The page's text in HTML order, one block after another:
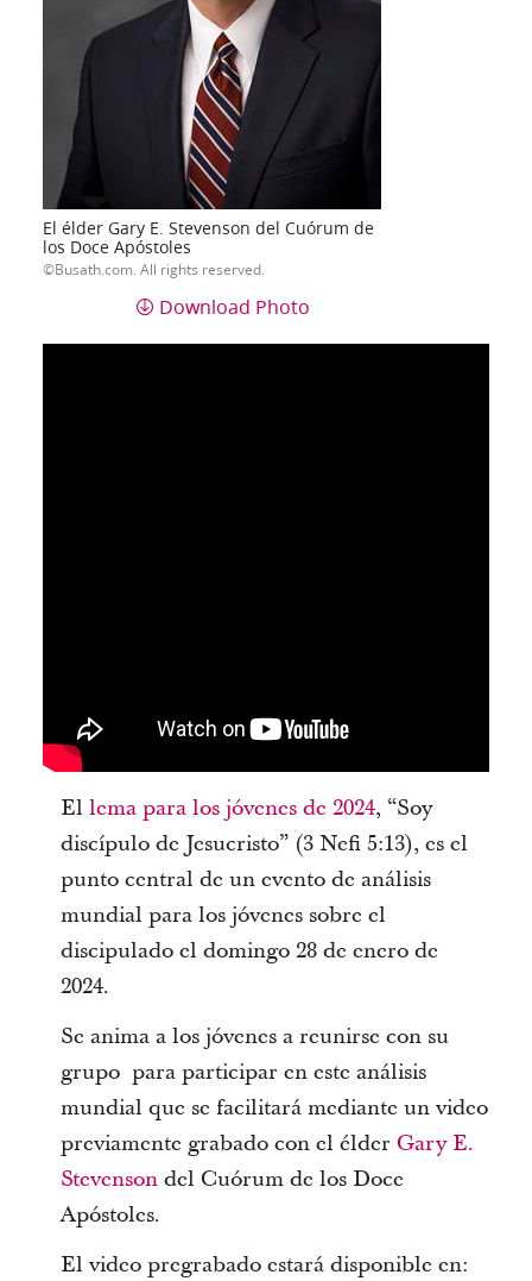
El élder Gary E. Stevenson del Cuórum de
los Doce Apóstoles
Busath.com. All rights reserved.
Download Photo
El lema para los jóvenes de 2024, “Soy
discípulo de Jesucristo” (3 Nefi 5:13), es el
punto central de un evento de análisis
mundial para los jóvenes sobre el
discipulado el domingo 28 de enero de
2024.
Se anima a los jóvenes a reunirse con su
grupo para participar en este análisis
mundial que se facilitará mediante un video
previamente grabado con el élder Gary E.
Stevensondel Cuórum de los Doce
Apóstoles.
El video pregrabado estará disponible en: